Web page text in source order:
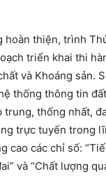
hoàn thiện, trình
triển khai thi
và Khoáng sản.
thống thông tin
trung, thống nhất,
trực tuyến trong
cao các chỉ số:
và “Chất lượng